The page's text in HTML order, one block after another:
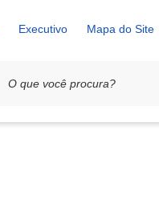
Executivo Mapa do Site